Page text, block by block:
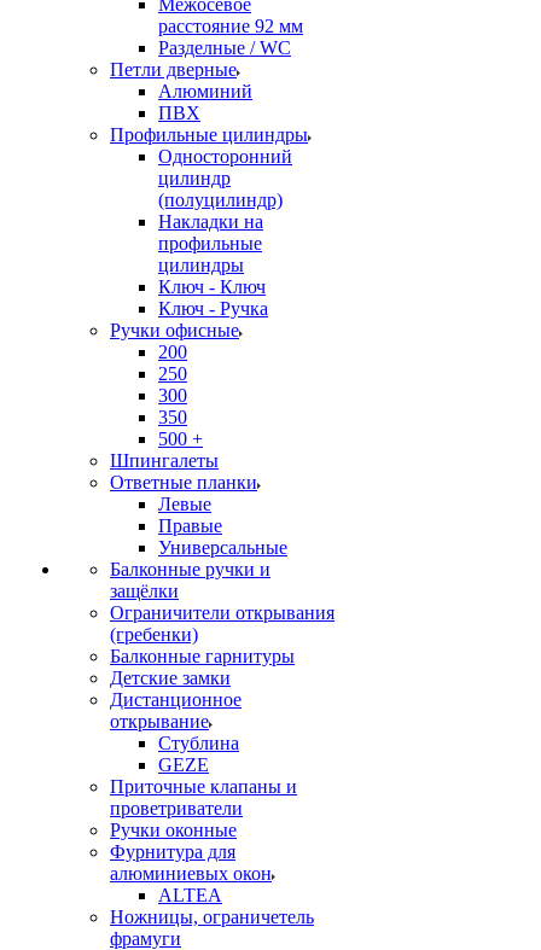
Межосевое
расстояние 92 мм
Разделные / WC
Петли дверные
Алюминий
ПВХ
Профильные цилиндры
Односторонний
цилиндр
(полуцилиндр)
Накладки на
профильные
цилиндры
Ключ - Ключ
Ключ - Ручка
Ручки офисные
200
250
300
350
500 +
Шпингалеты
Ответные планки
Левые
Правые
Универсальные
Балконные ручки и
защёлки
Ограничители открывания
(гребенки)
Балконные гарнитуры
Детские замки
Дистанционное
открывание
Стублина
GEZE
Приточные клапаны и
проветриватели
Ручки оконные
Фурнитура для
алюминиевых окон
ALTEA
Ножницы, ограничетель
фрамуги